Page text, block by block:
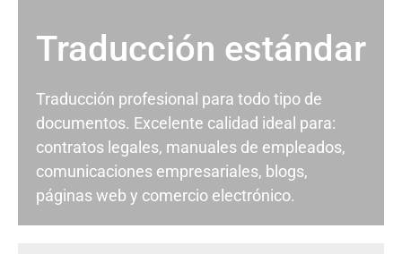
Traducción estándar
Traducción profesional para todo tipo de
documentos. Excelente calidad ideal para:
contratos legales, manuales de empleados,
comunicaciones empresariales, blogs,
páginas web y comercio electrónico.